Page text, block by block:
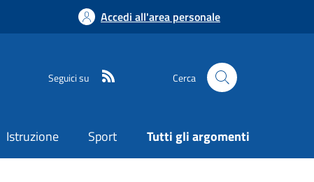
Accedi all'area personale
Seguici su Cerca
Istruzione Sport Tutti gli argomenti